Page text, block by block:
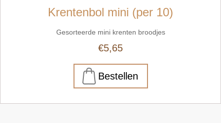
Krentenbol mini (per 10)
Gesorteerde mini krenten broodjes
€5,65